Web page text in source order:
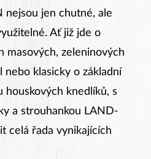
nejsou jen chutné, ale
Ať již jde o
masových, zeleninových
nebo klasicky o základní
knedlíků, s
a strouhankou LAND-
celá řada vynikajících